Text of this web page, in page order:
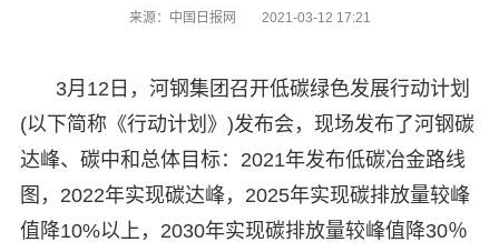
来源：中国日报网 2021-03-12 17:21
3月12日，河钢集团召开低碳绿色发展行动计划
(以下简称《行动计划》)发布会，现场发布了河钢碳
达峰、碳中和总体目标：2021年发布低碳冶金路线
图，2022年实现碳达峰，2025年实现碳排放量较峰
值降10%以上，2030年实现碳排放量较峰值降30％